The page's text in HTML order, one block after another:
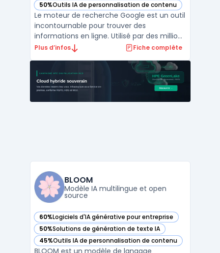
50%Outils IA de personnalisation de contenu
— voir Google Search dans cette catégorie
Le moteur de recherche Google est un outil
incontournable pour trouver des
informations en ligne. Utilisé par des millions
de personnes chaque jour, il repose sur des
résultats rapides et pertinents. Son
fonctionnement est basé sur une
Plus d’infos Fiche complète
BLOOM
Modèle IA multilingue et open
source
60%Logiciels d'IA générative pour entreprise
— voir BLOOM dans cette catégorie
50%Solutions de génération de texte IA
— voir BLOOM dans cette catégorie
45%Outils IA de personnalisation de contenu
— voir BLOOM dans cette catégorie
BLOOM est un modèle de langage